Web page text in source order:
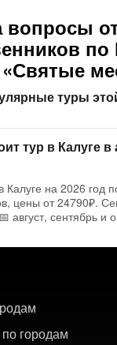
вопросы
по
туры
тур в Калуге в
Калуге на 2026 год
цены от 24790₽.
август, сентябрь и
городам